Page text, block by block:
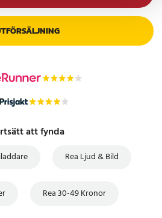
att fynda
Rea Ljud & Bild
Rea 30-49 Kronor